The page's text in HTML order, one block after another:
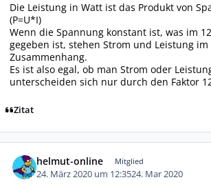
Die Leistung in Watt ist das Produkt von
(P=U*I)
Wenn die Spannung konstant ist, was im
gegeben ist, stehen Strom und Leistung
Zusammenhang.
Es ist also egal, ob man Strom oder
unterscheiden sich nur durch den Faktor
Zitat
helmut-online Mitglied
24. März 2020 um 12:3524. Mar 2020